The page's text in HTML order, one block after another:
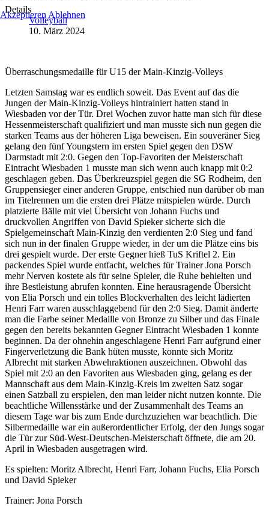
Details
Volleyball
10. März 2024
Überraschungsmedaille für U15 der Main-Kinzig-Volleys
Letzten Samstag war es endlich soweit. Das Event auf das die
Jungen der Main-Kinzig-Volleys hintrainiert hatten stand in
Wiesbaden vor der Tür. Drei Wochen zuvor hatte man sich für diese
Hessenmeisterschaft qualifiziert und man musste sich nun gegen die
starken Teams aus der höheren Liga beweisen. Ein souveräner Sieg
gelang den fünf Youngstern im ersten Spiel gegen den DSW
Darmstadt mit 2:0. Gegen den Top-Favoriten der Meisterschaft
Eintracht Wiesbaden 1 musste man sich wenn auch knapp mit 0:2
geschlagen geben. Das Überkreuzspiel gegen die SG Rodheim, den
Gruppensieger einer anderen Gruppe, entschied nun darüber ob man
im Titelrennen um die ersten drei Plätze mitspielen würde. Durch
platzierte Bälle mit viel Übersicht von Johann Fuchs und
druckvollen Angriffen von David Spieker sicherte sich die
Spielgemeinschaft Main-Kinzig den verdienten 2:0 Sieg und fand
sich nun in der finalen Gruppe wieder, in der um die Plätze eins bis
drei gespielt wurde. Der erste Gegner hieß TuS Kriftel 2. Ein
packendes Spiel wurde entfacht, welches für Trainer Jona Porsch
mehr Nerven kostete als für seine Spieler, die Ruhe behielten und
ihre Bestleistung abrufen konnten. Eine herausragende Übersicht
von Elia Porsch und ein tolles Blockverhalten des leicht lädierten
Henri Farr waren ausschlaggebend für den 2:0 Sieg. Damit änderte
man die Farbe seiner Medaille von Bronze zu Silber und das Finale
gegen den bereits bekannten Gegner Eintracht Wiesbaden 1 konnte
beginnen. Da der ohnehin angeschlagene Henri Farr aufgrund einer
Fingerverletzung die Bank hüten musste, konnte sich Moritz
Albrecht mit starken Abwehraktionen auszeichnen. Obwohl das
Spiel mit 2:0 an den Favoriten aus Wiesbaden ging, gelang es der
Mannschaft aus dem Main-Kinzig-Kreis im zweiten Satz sogar
einen Satzball zu erspielen, den man leider nicht nutzen konnte. Die
beachtliche Willensstärke und der Zusammenhalt des Teams an
diesem Tage war bis zum Ende durchzuziehen war beachtlich. Die
Silbermedaille war ein außerordentlicher Erfolg, der den Jungs sogar
die Tür zur Süd-West-Deutschen-Meisterschaft öffnete, die am 20.
April in Wiesbaden ausgetragen wird.
Es spielten: Moritz Albrecht, Henri Farr, Johann Fuchs, Elia Porsch
und David Spieker
Trainer: Jona Porsch
Akzeptieren Ablehnen